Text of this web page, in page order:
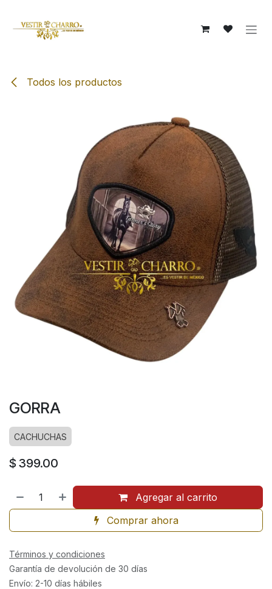
Todos los productos
GORRA
CACHUCHAS
$ 399.00
Agregar al carrito
Comprar ahora
Términos y condiciones
Garantía de devolución de 30 días
Envío: 2-10 días hábiles